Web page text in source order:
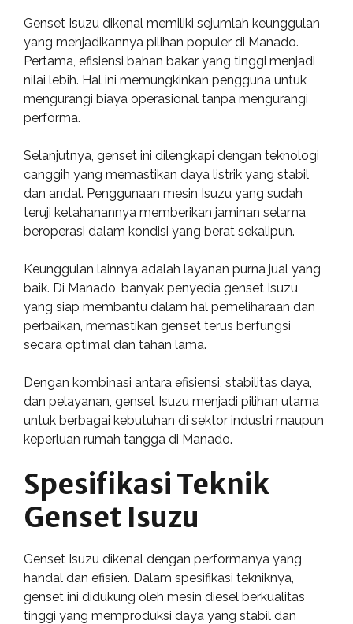
Genset Isuzu dikenal memiliki sejumlah keunggulan
yang menjadikannya pilihan populer di Manado.
Pertama, efisiensi bahan bakar yang tinggi menjadi
nilai lebih. Hal ini memungkinkan pengguna untuk
mengurangi biaya operasional tanpa mengurangi
performa.
Selanjutnya, genset ini dilengkapi dengan teknologi
canggih yang memastikan daya listrik yang stabil
dan andal. Penggunaan mesin Isuzu yang sudah
teruji ketahanannya memberikan jaminan selama
beroperasi dalam kondisi yang berat sekalipun.
Keunggulan lainnya adalah layanan purna jual yang
baik. Di Manado, banyak penyedia genset Isuzu
yang siap membantu dalam hal pemeliharaan dan
perbaikan, memastikan genset terus berfungsi
secara optimal dan tahan lama.
Dengan kombinasi antara efisiensi, stabilitas daya,
dan pelayanan, genset Isuzu menjadi pilihan utama
untuk berbagai kebutuhan di sektor industri maupun
keperluan rumah tangga di Manado.
Spesifikasi Teknik
Genset Isuzu
Genset Isuzu dikenal dengan performanya yang
handal dan efisien. Dalam spesifikasi tekniknya,
genset ini didukung oleh mesin diesel berkualitas
tinggi yang memproduksi daya yang stabil dan